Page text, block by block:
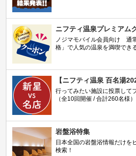
ニフティ温泉プレミアム
ノジマモバイル会員向け 通
格」で人気の温泉を満喫でき
【ニフティ温泉 百名湯
行ってみたい施設に投票して
（全10回開催 / 合計260名様）
岩盤浴特集
日本全国の岩盤浴情報だけを
検索！